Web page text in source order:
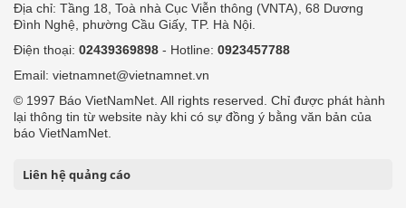
Địa chỉ: Tầng 18, Toà nhà Cục Viễn thông (VNTA), 68 Dương
Đình Nghệ, phường Cầu Giấy, TP. Hà Nội.
Điện thoại: 02439369898 - Hotline: 0923457788
Email: vietnamnet@vietnamnet.vn
© 1997 Báo VietNamNet. All rights reserved. Chỉ được phát hành
lại thông tin từ website này khi có sự đồng ý bằng văn bản của
báo VietNamNet.
Liên hệ quảng cáo